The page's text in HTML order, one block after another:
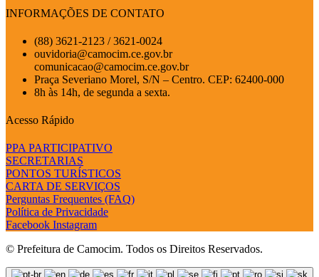
INFORMAÇÕES DE CONTATO
(88) 3621-2123 / 3621-0024
ouvidoria@camocim.ce.gov.br
comunicacao@camocim.ce.gov.br
Praça Severiano Morel, S/N – Centro. CEP: 62400-000
8h às 14h, de segunda a sexta.
Acesso Rápido
PPA PARTICIPATIVO
SECRETARIAS
PONTOS TURÍSTICOS
CARTA DE SERVIÇOS
Perguntas Frequentes (FAQ)
Política de Privacidade
Facebook Instagram
© Prefeitura de Camocim. Todos os Direitos Reservados.